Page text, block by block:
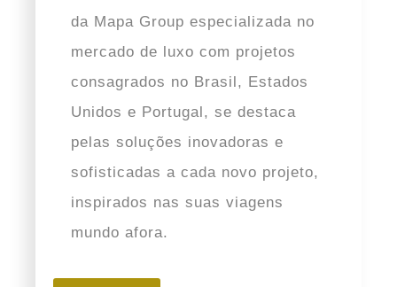
da Mapa Group especializada no
mercado de luxo com projetos
consagrados no Brasil, Estados
Unidos e Portugal, se destaca
pelas soluções inovadoras e
sofisticadas a cada novo projeto,
inspirados nas suas viagens
mundo afora.